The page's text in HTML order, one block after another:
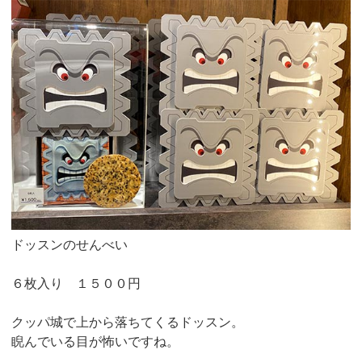
ドッスンのせんべい
６枚入り １５００円
クッパ城で上から落ちてくるドッスン。
睨んでいる目が怖いですね。